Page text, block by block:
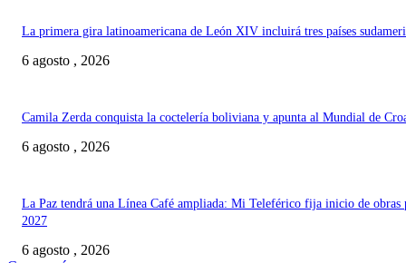
La primera gira latinoamericana de León XIV incluirá tres países
6 agosto , 2026
Camila Zerda conquista la coctelería boliviana y apunta al Mundial de
6 agosto , 2026
La Paz tendrá una Línea Café ampliada: Mi Teleférico fija inicio de obras
2027
6 agosto , 2026